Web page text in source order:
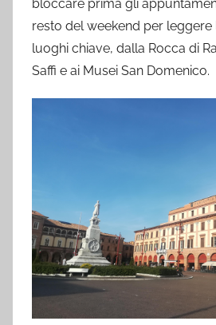
bloccare prima gli
resto del weekend per leggere
luoghi chiave, dalla Rocca di
Saffi e ai Musei San Domenico.